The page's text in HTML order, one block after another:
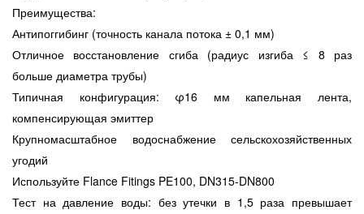
Преимущества:
Антипоггибинг (точность канала потока ± 0,1 мм)
Отличное восстановление сгиба (радиус изгиба ≤ 8 раз
больше диаметра трубы)
Типичная конфигурация: φ16 мм капельная лента,
компенсирующая эмиттер
Крупномасштабное водоснабжение сельскохозяйственных
угодий
Используйте Flance Fitings PE100, DN315-DN800
Тест на давление воды: без утечки в 1,5 раза превышает